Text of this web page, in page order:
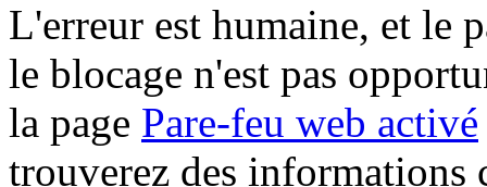
L'erreur est humaine, et le
le blocage n'est pas
la page Pare-feu web activé
trouverez des informations